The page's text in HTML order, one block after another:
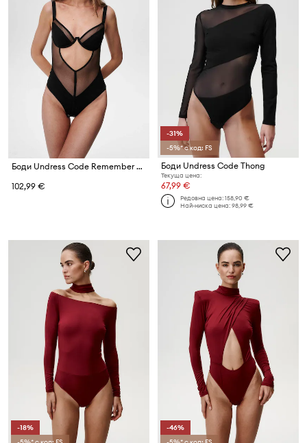
Боди Undress Code Remember Me Bodysuit Thong
102,99 €
-31%
-5%* с код: FS
Боди Undress Code Thong
Текуща цена:
67,99 €
Редовна цена:158,90 €
Най-ниска цена:98,99 €
-18%
-46%